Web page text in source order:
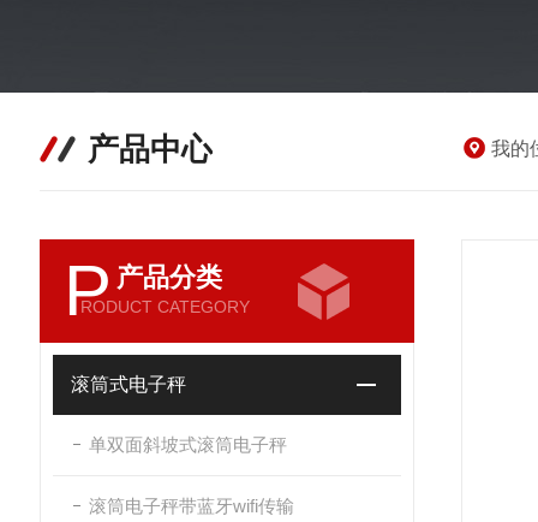
产品中心 我的
P 产品分类
RODUCT CATEGORY
滚筒式电子秤
单双面斜坡式滚筒电子秤
滚筒电子秤带蓝牙wifi传输